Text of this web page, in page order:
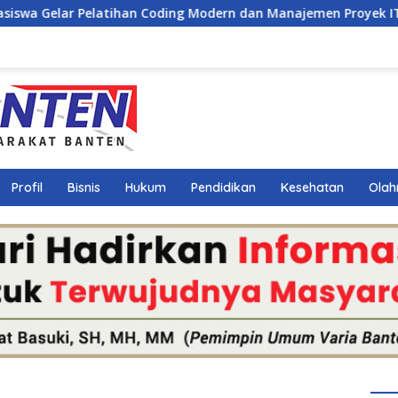
Coding Modern dan Manajemen Proyek IT bagi Siswa SMK
Profil Bisnis Hukum Pendidikan Kesehatan